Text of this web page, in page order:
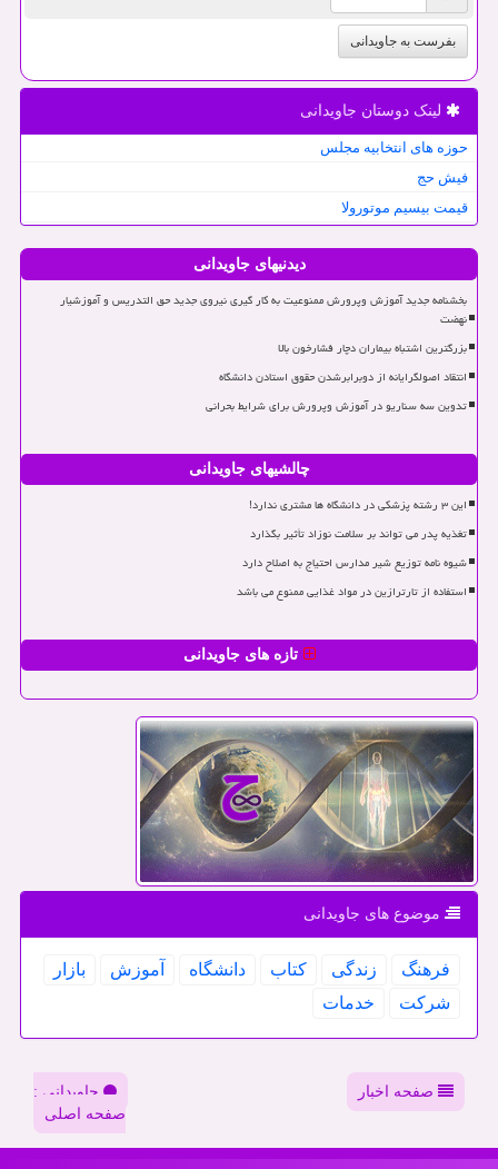
بفرست به جاویدانی
لینک دوستان جاویدانی
حوزه های انتخابیه مجلس
فیش حج
قیمت بیسیم موتورولا
دیدنیهای جاویدانی
بخشنامه جدید آموزش وپرورش ممنوعیت به کار گیری نیروی جدید حق التدریس و آموزشیار
نهضت
بزرگترین اشتباه بیماران دچار فشارخون بالا
انتقاد اصولگرایانه از دوبرابرشدن حقوق استادن دانشگاه
تدوین سه سناریو در آموزش وپرورش برای شرایط بحرانی
چالشیهای جاویدانی
این ۳ رشته پزشکی در دانشگاه ها مشتری ندارد!
تغذیه پدر می تواند بر سلامت نوزاد تأثیر بگذارد
شیوه نامه توزیع شیر مدارس احتیاج به اصلاح دارد
استفاده از تارترازین در مواد غذایی ممنوع می باشد
تازه های جاویدانی
موضوع های جاویدانی
فرهنگ زندگی كتاب دانشگاه آموزش
بازار
شركت
خدمات
صفحه اخبار
جاویدانی :
صفحه اصلی